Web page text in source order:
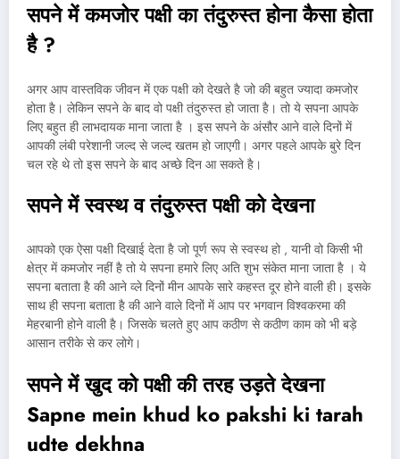
सपने में कमजोर पक्षी का तंदुरुस्त होना कैसा होता
है?
अगर आप वास्तविक जीवन में एक पक्षी को देखते है जो की बहुत ज्यादा कमजोर
होता है। लेकिन सपने के बाद वो पक्षी तंदुरुस्त हो जाता है। तो ये सपना आपके
लिए बहुत ही लाभदायक माना जाता है । इस सपने के अंसौर आने वाले दिनों में
आपकी लंबी परेशानी जल्द से जल्द खतम हो जाएगी। अगर पहले आपके बुरे दिन
चल रहे थे तो इस सपने के बाद अच्छे दिन आ सकते है।
सपने में स्वस्थ व तंदुरुस्त पक्षी को देखना
आपको एक ऐसा पक्षी दिखाई देता है जो पूर्ण रूप से स्वस्थ हो , यानी वो किसी भी
क्षेत्र में कमजोर नहीं है तो ये सपना हमारे लिए अति शुभ संकेत माना जाता है । ये
सपना बताता है की आने व्ले दिनों मीन आपके सारे कहस्त दूर होने वाली ही। इसके
साथ ही सपना बताता है की आने वाले दिनों में आप पर भगवान विश्वकरमा की
मेहरबानी होने वाली है। जिसके चलते हुए आप कठीण से कठीण काम को भी बड़े
आसान तरीके से कर लोगे।
सपने में खुद को पक्षी की तरह उड़ते देखना
Sapne mein khud ko pakshi ki tarah
udte dekhna